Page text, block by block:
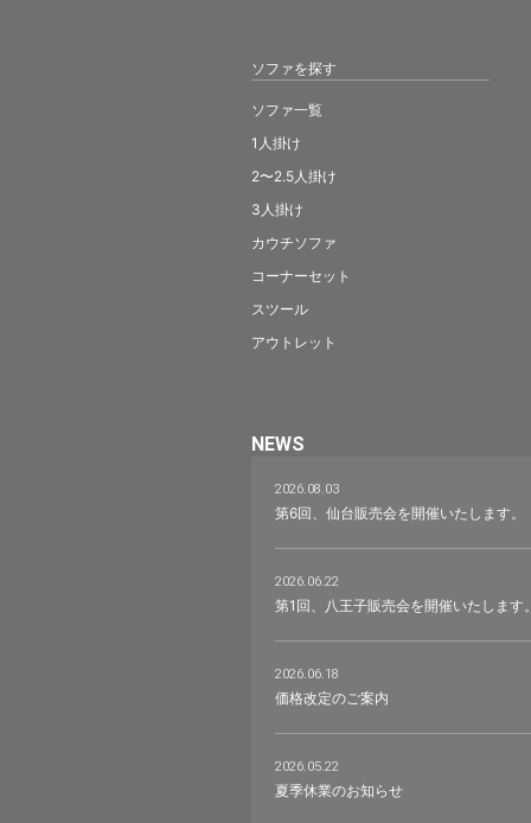
ソファを探す
ソファ一覧
1人掛け
2〜2.5人掛け
3人掛け
カウチソファ
コーナーセット
スツール
アウトレット
NEWS
2026.08.03
第6回、仙台販売会を開催いたします。
2026.06.22
第1回、八王子販売会を開催いたします。
2026.06.18
価格改定のご案内
2026.05.22
夏季休業のお知らせ